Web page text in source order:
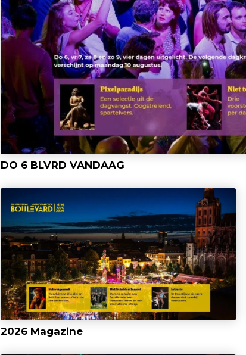
DO 6 BLVRD VANDAAG
2026 Magazine